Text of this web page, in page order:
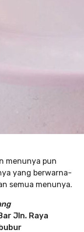
menunya pun
yang berwarna-
semua menunya.
Jln. Raya